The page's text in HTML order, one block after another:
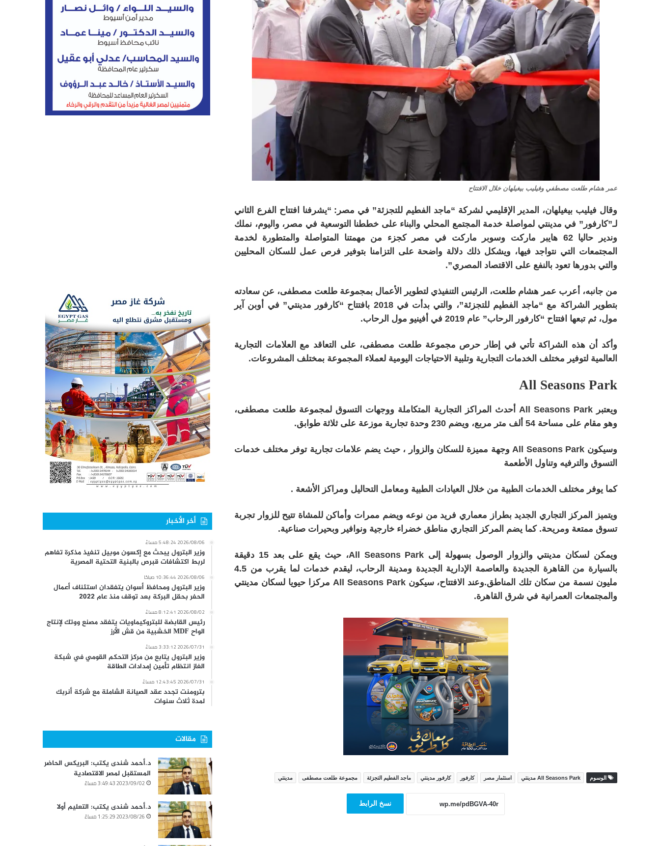
عمر هشام طلعت مصطفي وفيليب بيغيلهان خلال الافتتاح
وقال فيليب بيغيلهان، المدير الإقليمي لشركة “ماجد الفطيم للتجزئة” في مصر: “يشرفنا افتتاح الفرع الثاني
لـ”كارفور” في مدينتي لمواصلة خدمة المجتمع المحلي والبناء على خططنا التوسعية في مصر، واليوم، نملك
وندير حاليا 62 هايبر ماركت وسوبر ماركت في مصر كجزء من مهمتنا المتواصلة والمتطورة لخدمة
المجتمعات التي نتواجد فيها، ويشكل ذلك دلالة واضحة على التزامنا بتوفير فرص عمل للسكان المحليين
والتي بدورها تعود بالنفع على الاقتصاد المصري”.
من جانبه، أعرب عمر هشام طلعت، الرئيس التنفيذي لتطوير الأعمال بمجموعة طلعت مصطفى، عن سعادته
بتطوير الشراكة مع “ماجد الفطيم للتجزئة”، والتي بدأت في 2018 بافتتاح “كارفور مدينتي” في أوبن آير
مول، ثم تبعها افتتاح “كارفور الرحاب” عام 2019 في أفينيو مول الرحاب.
وأكد أن هذه الشراكة تأتي في إطار حرص مجموعة طلعت مصطفى، على التعاقد مع العلامات التجارية
العالمية لتوفير مختلف الخدمات التجارية وتلبية الاحتياجات اليومية لعملاء المجموعة بمختلف المشروعات.
All Seasons Park
ويعتبر All Seasons Park أحدث المراكز التجارية المتكاملة ووجهات التسوق لمجموعة طلعت مصطفى،
وهو مقام على مساحة 54 ألف متر مربع، ويضم 230 وحدة تجارية موزعة على ثلاثة طوابق.
وسيكون All Seasons Park وجهة مميزة للسكان والزوار ، حيث يضم علامات تجارية توفر مختلف خدمات
التسوق والترفيه وتناول الأطعمة
كما يوفر مختلف الخدمات الطبية من خلال العيادات الطبية ومعامل التحاليل ومراكز الأشعة .
ويتميز المركز التجاري الجديد بطراز معماري فريد من نوعه ويضم ممرات وأماكن للمشاة تتيح للزوار تجربة
تسوق ممتعة ومريحة. كما يضم المركز التجاري مناطق خضراء خارجية ونوافير وبحيرات صناعية.
ويمكن لسكان مدينتي والزوار الوصول بسهولة إلى All Seasons Park، حيث يقع على بعد 15 دقيقة
بالسيارة من القاهرة الجديدة والعاصمة الإدارية الجديدة ومدينة الرحاب، ليقدم خدمات لما يقرب من 4.5
مليون نسمة من سكان تلك المناطق.وعند الافتتاح، سيكون All Seasons Park مركزا حيويا لسكان مدينتي
والمجتمعات العمرانية في شرق القاهرة.
الوسوم All Seasons Park مدينتي استثمار مصر كارفور كارفور مدينتي ماجد الفطيم التجزئة مجموعة طلعت مصطفى مدينتي
نسخ الرابط
أخر الأخبار
2026/08/06 5:48:24 مساءً
وزير البترول يبحث مع إكسون موبيل تنفيذ مذكرة تفاهم
لربط اكتشافات قبرص بالبنية التحتية المصرية
2026/08/06 10:36:44 صباحًا
وزير البترول ومحافظ أسوان يتفقدان استئناف أعمال
الحفر بحقل البركة بعد توقف منذ عام 2022
2026/08/02 8:12:41 مساءً
رئيس القابضة للبتروكيماويات يتفقد مصنع ووتك لإنتاج
الواح MDF الخشبية من قش الأرز
2026/07/31 3:33:12 مساءً
وزير البترول يتابع من مركز التحكم القومي في شبكة
الغاز انتظام تأمين إمدادات الطاقة
2026/07/31 12:43:45 مساءً
بترومنت تجدد عقد الصيانة الشاملة مع شركة أنربك
لمدة ثلاث سنوات
مقالات
د.أحمد شندى يكتب: البريكس الحاضر
المستقبل لمصر الاقتصادية
2023/09/02 3:49:43 مساءً
د.أحمد شندى يكتب: التعليم أولا
2023/08/26 1:25:29 مساءً